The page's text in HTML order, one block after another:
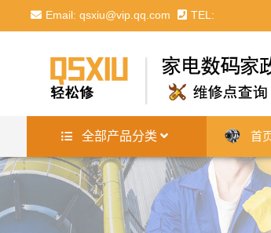
Email: qsxiu@vip.qq.com TEL:
全部产品分类 首